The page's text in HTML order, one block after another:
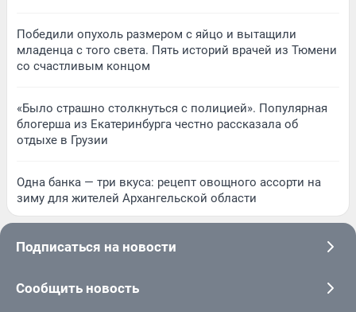
Победили опухоль размером с яйцо и вытащили
младенца с того света. Пять историй врачей из Тюмени
со счастливым концом
«Было страшно столкнуться с полицией». Популярная
блогерша из Екатеринбурга честно рассказала об
отдыхе в Грузии
Одна банка — три вкуса: рецепт овощного ассорти на
зиму для жителей Архангельской области
Подписаться на новости
Сообщить новость